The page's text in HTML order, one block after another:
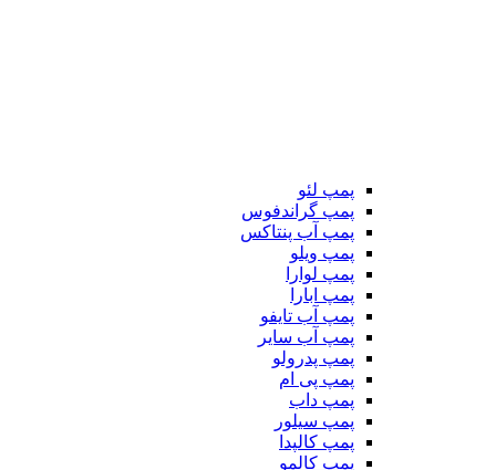
پمپ لئو
پمپ گراندفوس
پمپ آب پنتاکس
پمپ ویلو
پمپ لوارا
پمپ ابارا
پمپ آب تایفو
پمپ آب سایر
پمپ پدرولو
پمپ پی ام
پمپ داب
پمپ سیلور
پمپ کالپدا
پمپ کالمو